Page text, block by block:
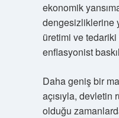
ekonomik
dengesizliklerine
üretimi ve
enflasyonist
Daha geniş bir
açısıyla, devletin
olduğu